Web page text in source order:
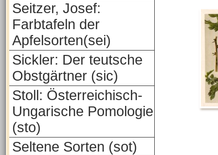
Seitzer, Josef:
Farbtafeln der
Apfelsorten(sei)
Sickler: Der teutsche
Obstgärtner (sic)
Stoll: Österreichisch-
Ungarische Pomologie
(sto)
Seltene Sorten (sot)